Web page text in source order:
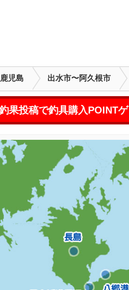
鹿児島 出水市〜阿久根市
果投稿で釣具購入POINT